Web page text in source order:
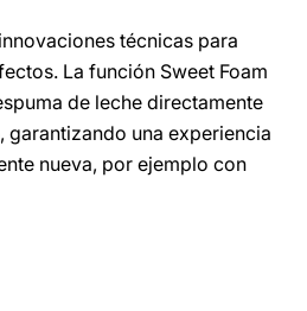
técnicas para
La función Sweet Foam
de leche directamente
garantizando una experiencia
nueva, por ejemplo con